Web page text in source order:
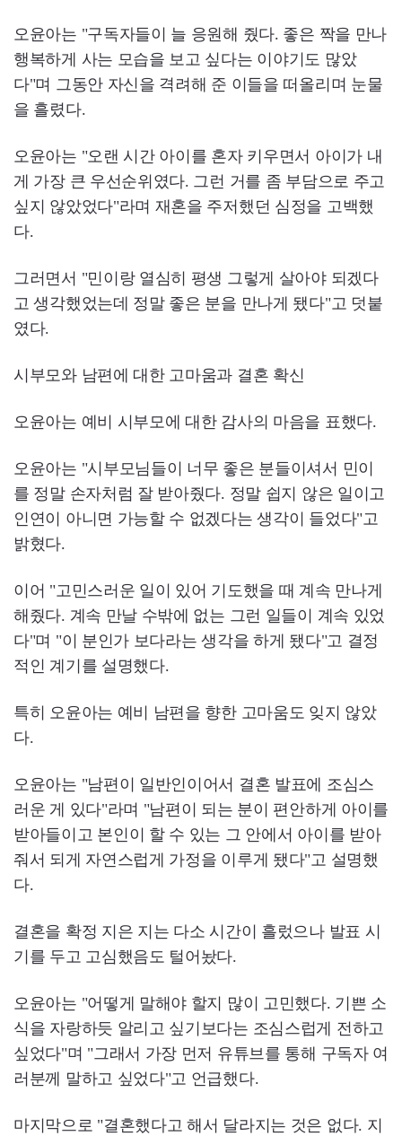
오윤아는 "구독자들이 늘 응원해 줬다. 좋은 짝을 만나
행복하게 사는 모습을 보고 싶다는 이야기도 많았
다"며 그동안 자신을 격려해 준 이들을 떠올리며 눈물
을 흘렸다.
오윤아는 "오랜 시간 아이를 혼자 키우면서 아이가 내
게 가장 큰 우선순위였다. 그런 거를 좀 부담으로 주고
싶지 않았었다"라며 재혼을 주저했던 심정을 고백했
다.
그러면서 "민이랑 열심히 평생 그렇게 살아야 되겠다
고 생각했었는데 정말 좋은 분을 만나게 됐다"고 덧붙
였다.
시부모와 남편에 대한 고마움과 결혼 확신
오윤아는 예비 시부모에 대한 감사의 마음을 표했다.
오윤아는 "시부모님들이 너무 좋은 분들이셔서 민이
를 정말 손자처럼 잘 받아줬다. 정말 쉽지 않은 일이고
인연이 아니면 가능할 수 없겠다는 생각이 들었다"고
밝혔다.
이어 "고민스러운 일이 있어 기도했을 때 계속 만나게
해줬다. 계속 만날 수밖에 없는 그런 일들이 계속 있었
다"며 "이 분인가 보다라는 생각을 하게 됐다"고 결정
적인 계기를 설명했다.
특히 오윤아는 예비 남편을 향한 고마움도 잊지 않았
다.
오윤아는 "남편이 일반인이어서 결혼 발표에 조심스
러운 게 있다"라며 "남편이 되는 분이 편안하게 아이를
받아들이고 본인이 할 수 있는 그 안에서 아이를 받아
줘서 되게 자연스럽게 가정을 이루게 됐다"고 설명했
다.
결혼을 확정 지은 지는 다소 시간이 흘렀으나 발표 시
기를 두고 고심했음도 털어놨다.
오윤아는 "어떻게 말해야 할지 많이 고민했다. 기쁜 소
식을 자랑하듯 알리고 싶기보다는 조심스럽게 전하고
싶었다"며 "그래서 가장 먼저 유튜브를 통해 구독자 여
러분께 말하고 싶었다"고 언급했다.
마지막으로 "결혼했다고 해서 달라지는 것은 없다. 지